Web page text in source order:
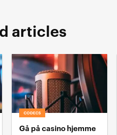
articles
CODECS
Gå på casino hjemme